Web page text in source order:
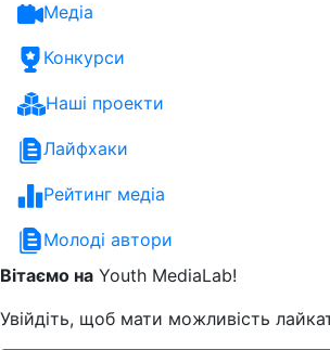
Медіа
Конкурси
Наші проекти
Лайфхаки
Рейтинг медіа
Молоді автори
Вітаємо на Youth MediaLab!
Увійдіть, щоб мати можливість